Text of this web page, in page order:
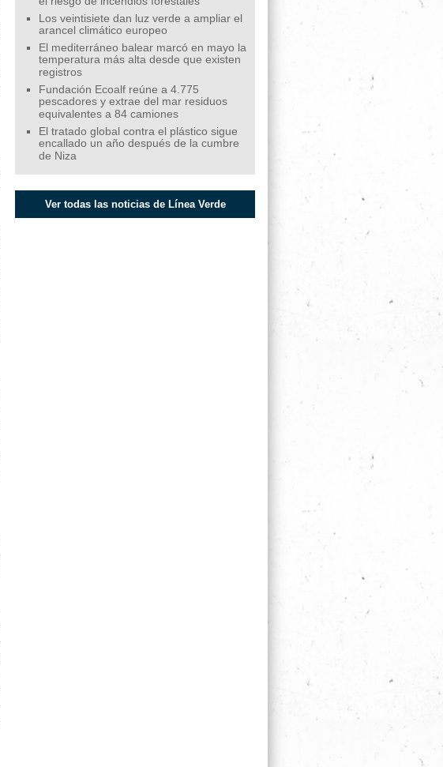
Los veintisiete dan luz verde a ampliar el
arancel climático europeo
El mediterráneo balear marcó en mayo la
temperatura más alta desde que existen
registros
Fundación Ecoalf reúne a 4.775
pescadores y extrae del mar residuos
equivalentes a 84 camiones
El tratado global contra el plástico sigue
encallado un año después de la cumbre
de Niza
Ver todas las noticias de Línea Verde